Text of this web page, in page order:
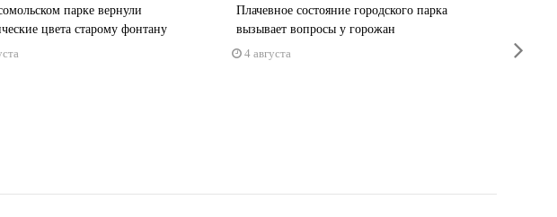
парке вернули
цвета старому фонтану
Плачевное состояние городского парка
вызывает вопросы у горожан
4 августа
4